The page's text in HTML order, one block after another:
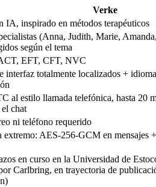
Verke
IA, inspirado en métodos terapéuticos
(Anna, Judith, Marie,
según el tema
EFT, CFT, NVC
interfaz totalmente localizados +
al estilo llamada telefónica, hasta 20
chat
ni teléfono requerido
extremo: AES-256-GCM en mensajes
en curso en la Universidad de
Carlbring, en trayectoria de